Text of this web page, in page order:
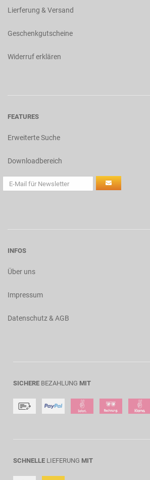
Lierferung & Versand
Geschenkgutscheine
Widerruf erklären
FEATURES
Erweiterte Suche
Downloadbereich
INFOS
Über uns
Impressum
Datenschutz & AGB
SICHERE BEZAHLUNG MIT
SCHNELLE LIEFERUNG MIT